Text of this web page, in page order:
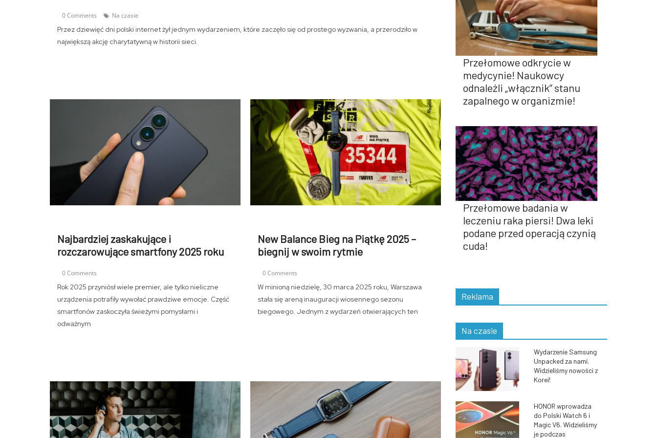
0 Comments Na czasie
Przez dziewięć dni polski internet żył jednym wydarzeniem, które zaczęło się od prostego wyzwania, a przerodziło w
największą akcję charytatywną w historii sieci.
Najbardziej zaskakujące i
rozczarowujące smartfony 2025 roku
0 Comments
Rok 2025 przyniósł wiele premier, ale tylko nieliczne
urządzenia potrafiły wywołać prawdziwe emocje. Część
smartfonów zaskoczyła świeżymi pomysłami i
odważnym
New Balance Bieg na Piątkę 2025 –
biegnij w swoim rytmie
0 Comments
W minioną niedzielę, 30 marca 2025 roku, Warszawa
stała się areną inauguracji wiosennego sezonu
biegowego. Jednym z wydarzeń otwierających ten
Przełomowe odkrycie w
medycynie! Naukowcy
odnaleźli „włącznik” stanu
zapalnego w organizmie!
Przełomowe badania w
leczeniu raka piersi! Dwa leki
podane przed operacją czynią
cuda!
Reklama
Na czasie
Wydarzenie Samsung
Unpacked za nami.
Widzieliśmy nowości z
Korei!
HONOR wprowadza
do Polski Watch 6 i
Magic V6. Widzieliśmy
je podczas